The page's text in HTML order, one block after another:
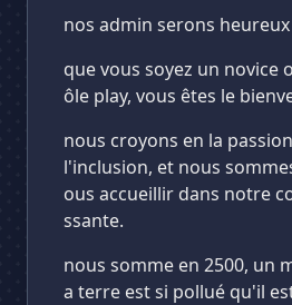
nos admin serons
que vous soyez un novice
ôle play, vous êtes le
nous croyons en la
l'inclusion, et nous
ous accueillir dans notre
ssante.
nous somme en 2500, un
a terre est si pollué qu'il